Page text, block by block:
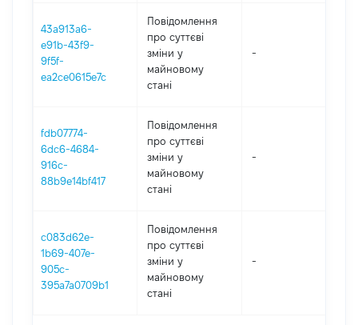
43a913a6-
e91b-43f9-
9f5f-
ea2ce0615e7c
Повідомлення
про суттєві
зміни y
майновому
стані
-
fdb07774-
6dc6-4684-
916c-
88b9e14bf417
Повідомлення
про суттєві
зміни y
майновому
стані
-
c083d62e-
1b69-407e-
905c-
395a7a0709b1
Повідомлення
про суттєві
зміни y
майновому
стані
-